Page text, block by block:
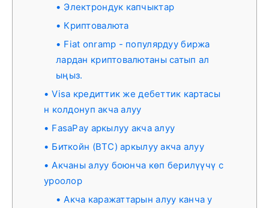
Электрондук капчыктар
Криптовалюта
Fiat onramp - популярдуу биржа
лардан криптовалютаны сатып ал
ыңыз.
Visa кредиттик же дебеттик картасы
н колдонуп акча алуу
FasaPay аркылуу акча алуу
Биткойн (BTC) аркылуу акча алуу
Акчаны алуу боюнча көп берилүүчү с
уроолор
Акча каражаттарын алуу канча у